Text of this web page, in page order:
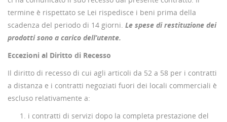
termine è rispettato se Lei rispedisce i beni prima della
scadenza del periodo di 14 giorni. Le spese di restituzione dei
prodotti sono a carico dell’utente.
Eccezioni al Diritto di Recesso
Il diritto di recesso di cui agli articoli da 52 a 58 per i contratti
a distanza e i contratti negoziati fuori dei locali commerciali è
escluso relativamente a:
i contratti di servizi dopo la completa prestazione del